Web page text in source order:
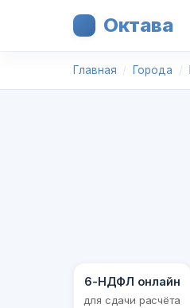
Октава
Главная Города
6-НДФЛ онлайн
для сдачи расчёта